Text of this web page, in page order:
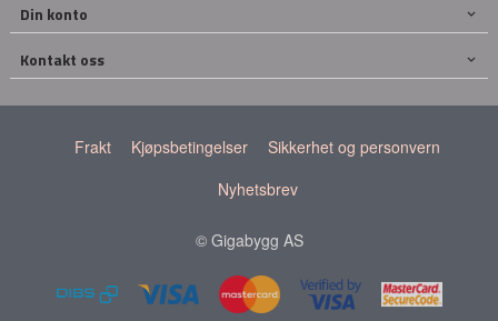
Din konto
Kontakt oss
Frakt Kjøpsbetingelser
Sikkerhet og personvern
Nyhetsbrev
© Gigabygg AS